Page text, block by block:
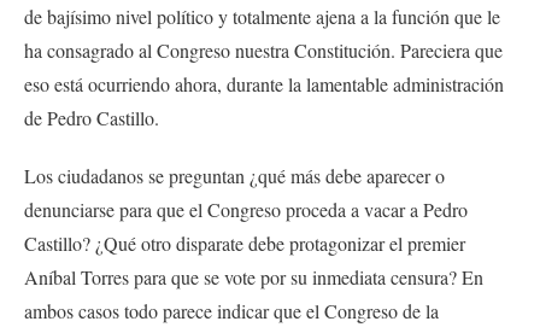
de bajísimo nivel político y totalmente ajena a la función que le
ha consagrado al Congreso nuestra Constitución. Pareciera que
eso está ocurriendo ahora, durante la lamentable administración
de Pedro Castillo.
Los ciudadanos se preguntan ¿qué más debe aparecer o
denunciarse para que el Congreso proceda a vacar a Pedro
Castillo? ¿Qué otro disparate debe protagonizar el premier
Aníbal Torres para que se vote por su inmediata censura? En
ambos casos todo parece indicar que el Congreso de la